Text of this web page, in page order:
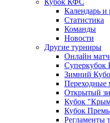
Кубок КФС
Календарь и
Статистика
Команды
Новости
Другие турниры
Онлайн
Зимний
Переходные
Открытый
Кубок
Кубок
Регламенты